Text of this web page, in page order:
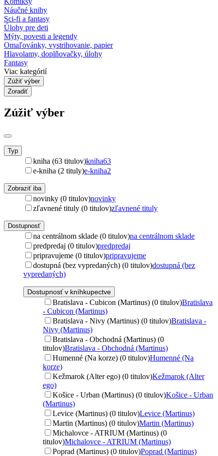
Náučné knihy
Sci-fi a fantasy
Úlohy pre deti
Mýty, povesti a legendy
Omaľovánky, vystrihovanie, papier
Hlavolamy, doplňovačky, úlohy
Fantasy
Viac kategórií
Zúžiť výber
Zoradiť
Zúžiť výber
Typ
kniha (63 titulov)kniha63
e-kniha (2 tituly)e-kniha2
Zobraziť iba
novinky (0 titulov)novinky
zľavnené tituly (0 titulov)zľavnené tituly
Dostupnosť
na centrálnom sklade (0 titulov)na centrálnom sklade
predpredaj (0 titulov)predpredaj
pripravujeme (0 titulov)pripravujeme
dostupná (bez vypredaných) (0 titulov)dostupná (bez
vypredaných)
Dostupnosť v kníhkupectve
Bratislava - Cubicon (Martinus) (0 titulov)Bratislava
- Cubicon (Martinus)
Bratislava - Nivy (Martinus) (0 titulov)Bratislava -
Nivy (Martinus)
Bratislava - Obchodná (Martinus) (0
titulov)Bratislava - Obchodná (Martinus)
Humenné (Na korze) (0 titulov)Humenné (Na
korze)
Kežmarok (Alter ego) (0 titulov)Kežmarok (Alter
ego)
Košice - Urban (Martinus) (0 titulov)Košice - Urban
(Martinus)
Levice (Martinus) (0 titulov)Levice (Martinus)
Martin (Martinus) (0 titulov)Martin (Martinus)
Michalovce - ATRIUM (Martinus) (0
titulov)Michalovce - ATRIUM (Martinus)
Poprad (Martinus) (0 titulov)Poprad (Martinus)